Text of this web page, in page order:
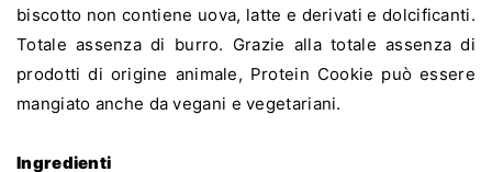
biscotto non contiene uova, latte e derivati e dolcificanti.
Totale assenza di burro. Grazie alla totale assenza di
prodotti di origine animale, Protein Cookie può essere
mangiato anche da vegani e vegetariani.
Ingredienti